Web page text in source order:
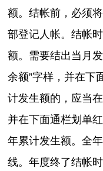
额。结帐前，必须
部登记人帐。结帐
额。需要结出当月
余额”字样，并在下
计发生额的，应当
并在下面通栏划单
年累计发生额。全
线。年度终了结帐